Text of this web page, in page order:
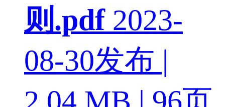
则.pdf 2023-
08-30发布 |